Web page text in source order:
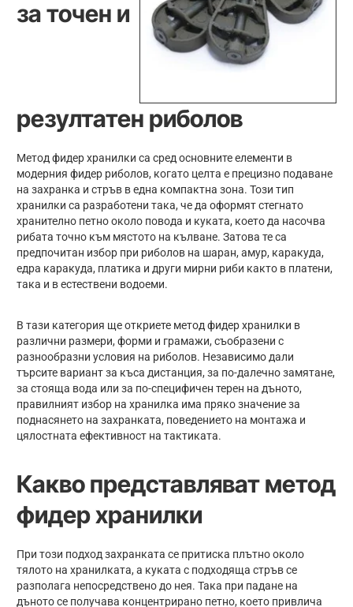
за точен и
резултатен риболов
Метод фидер хранилки са сред основните елементи в
модерния фидер риболов, когато целта е прецизно подаване
на захранка и стръв в една компактна зона. Този тип
хранилки са разработени така, че да оформят стегнато
хранително петно около повода и куката, което да насочва
рибата точно към мястото на кълване. Затова те са
предпочитан избор при риболов на шаран, амур, каракуда,
едра каракуда, платика и други мирни риби както в платени,
така и в естествени водоеми.
В тази категория ще откриете метод фидер хранилки в
различни размери, форми и грамажи, съобразени с
разнообразни условия на риболов. Независимо дали
търсите вариант за къса дистанция, за по-далечно замятане,
за стояща вода или за по-специфичен терен на дъното,
правилният избор на хранилка има пряко значение за
поднасянето на захранката, поведението на монтажа и
цялостната ефективност на тактиката.
Какво представляват метод
фидер хранилки
При този подход захранката се притиска плътно около
тялото на хранилката, а куката с подходяща стръв се
разполага непосредствено до нея. Така при падане на
дъното се получава концентрирано петно, което привлича